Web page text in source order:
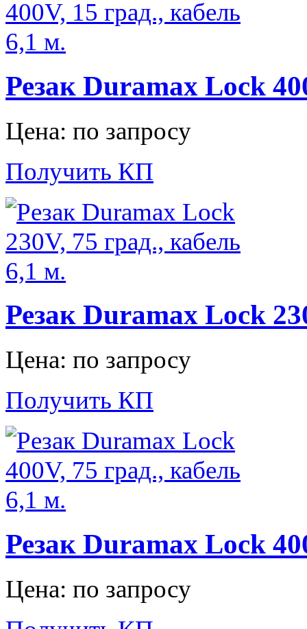
Резак Duramax Lock
Цена: по запросу
Получить КП
Резак Duramax Lock
Цена: по запросу
Получить КП
Резак Duramax Lock
Цена: по запросу